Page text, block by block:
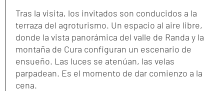
Tras la visita, los invitados son conducidos a la
terraza del agroturismo. Un espacio al aire libre,
donde la vista panorámica del valle de Randa y la
montaña de Cura configuran un escenario de
ensueño. Las luces se atenúan, las velas
parpadean. Es el momento de dar comienzo a la
cena.